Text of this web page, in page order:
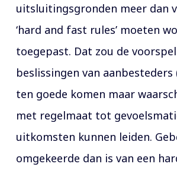
uitsluitingsgronden meer dan
‘hard and fast rules’ moeten
toegepast. Dat zou de
beslissingen van
ten goede komen maar
met regelmaat tot
uitkomsten kunnen leiden.
omgekeerde dan is van een